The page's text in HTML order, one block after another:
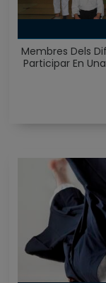
Membres Dels
Participar En